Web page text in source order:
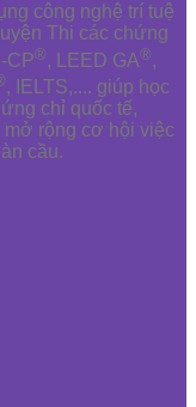
công nghệ trí tuệ
Thi các chứng
CP®, LEED GA®,
, IELTS,.... giúp học
chỉ quốc tế,
rộng cơ hội việc
cầu.